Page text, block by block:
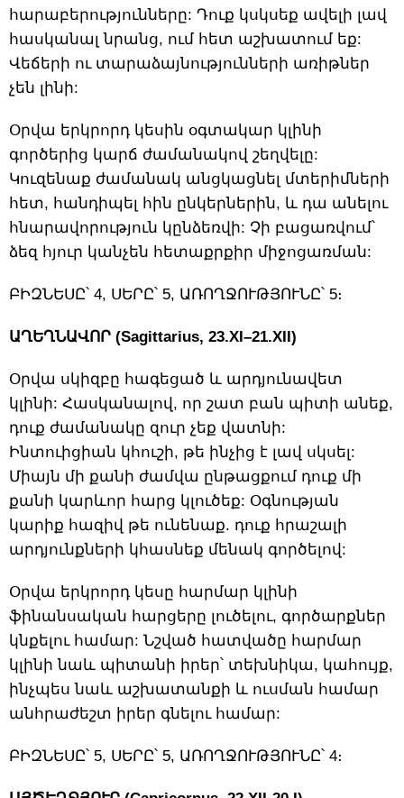
հարաբերությունները: Դուք կսկսեք ավելի լավ
հասկանալ նրանց, ում հետ աշխատում եք:
Վեճերի ու տարաձայնությունների առիթներ
չեն լինի:
Օրվա երկրորդ կեսին օգտակար կլինի
գործերից կարճ ժամանակով շեղվելը:
Կուզենաք ժամանակ անցկացնել մտերիմների
հետ, հանդիպել հին ընկերներին, և դա անելու
հնարավորություն կընձեռվի: Չի բացառվում՝
ձեզ հյուր կանչեն հետաքրքիր միջոցառման:
ԲԻԶՆԵՍԸ՝ 4, ՍԵՐԸ՝ 5, ԱՌՈՂՋՈՒԹՅՈՒՆԸ՝ 5։
ԱՂԵՂՆԱՎՈՐ (Sagittarius, 23.XI–21.XII)
Օրվա սկիզբը հագեցած և արդյունավետ
կլինի: Հասկանալով, որ շատ բան պիտի անեք,
դուք ժամանակը զուր չեք վատնի:
Ինտուիցիան կհուշի, թե ինչից է լավ սկսել:
Միայն մի քանի ժամվա ընթացքում դուք մի
քանի կարևոր հարց կլուծեք: Օգնության
կարիք հազիվ թե ունենաք. դուք հրաշալի
արդյունքների կհասնեք մենակ գործելով:
Օրվա երկրորդ կեսը հարմար կլինի
ֆինանսական հարցերը լուծելու, գործարքներ
կնքելու համար: Նշված հատվածը հարմար
կլինի նաև պիտանի իրեր՝ տեխնիկա, կահույք,
ինչպես նաև աշխատանքի և ուսման համար
անհրաժեշտ իրեր գնելու համար:
ԲԻԶՆԵՍԸ՝ 5, ՍԵՐԸ՝ 5, ԱՌՈՂՋՈՒԹՅՈՒՆԸ՝ 4։